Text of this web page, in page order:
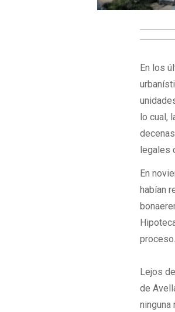
En los
lo cual,
legales
En
habían
Lejos
de
ninguna